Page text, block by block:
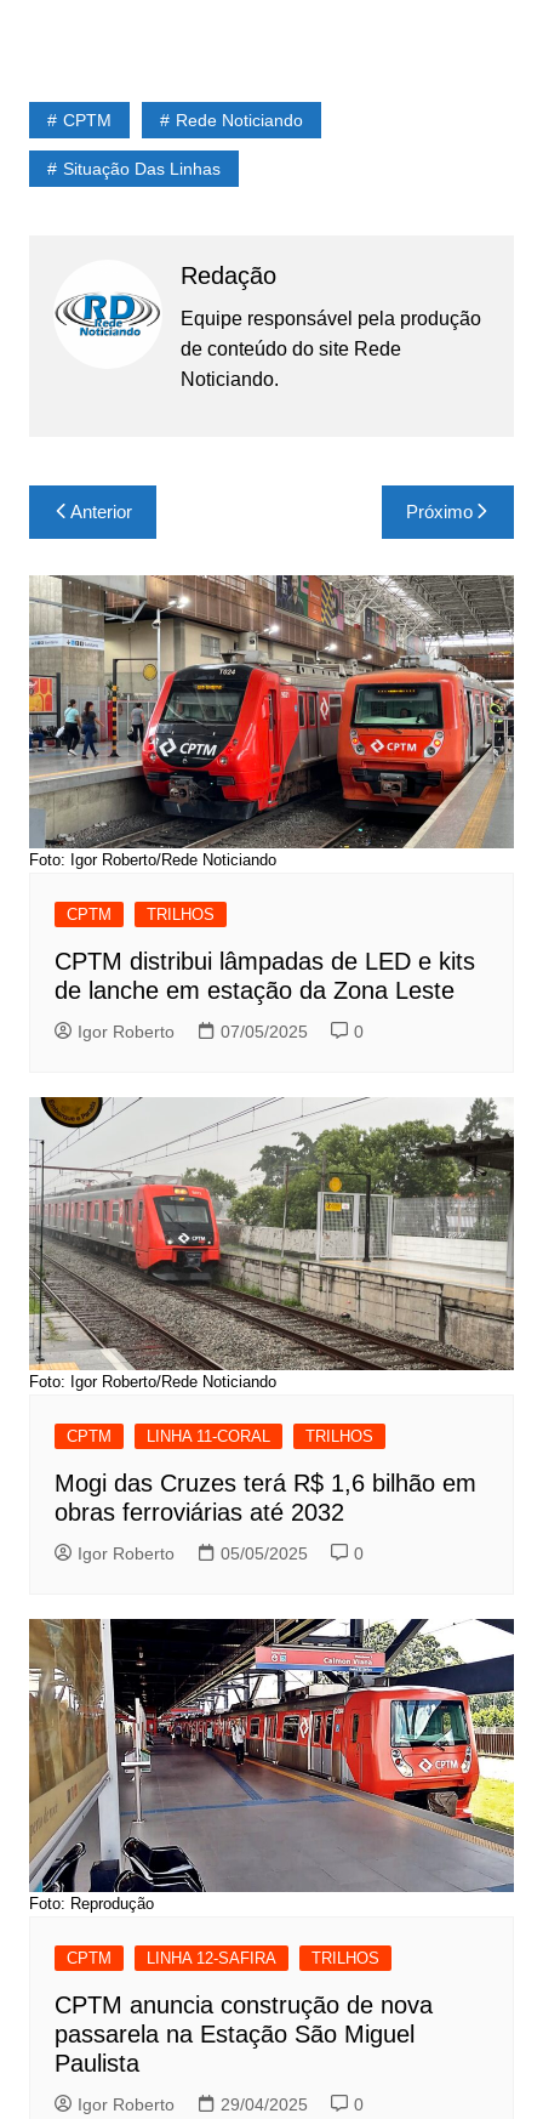
CPTM Rede Noticiando
Situação Das Linhas
Redação
Equipe responsável pela produção
de conteúdo do site Rede
Noticiando.
Navegação
de
Post
Anterior Próximo
Foto: Igor Roberto/Rede Noticiando
CPTM TRILHOS
CPTM distribui lâmpadas de LED e kits
de lanche em estação da Zona Leste
Igor Roberto 07/05/2025 0
Foto: Igor Roberto/Rede Noticiando
CPTM LINHA 11-CORAL TRILHOS
Mogi das Cruzes terá R$ 1,6 bilhão em
obras ferroviárias até 2032
Igor Roberto 05/05/2025 0
Foto: Reprodução
CPTM LINHA 12-SAFIRA TRILHOS
CPTM anuncia construção de nova
passarela na Estação São Miguel
Paulista
Igor Roberto 29/04/2025 0